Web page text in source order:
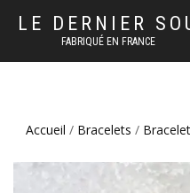
LE DERNIER
FABRIQUÉ EN FRANCE
Accueil / Bracelets /